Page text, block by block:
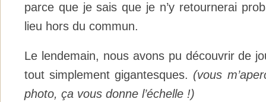
parce que je sais que je n’y retournerai
lieu hors du commun.
Le lendemain, nous avons pu découvrir de
tout simplement gigantesques. (vous
photo, ça vous donne l’échelle !)